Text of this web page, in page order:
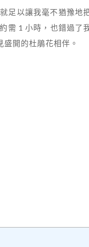
足以讓我毫不猶豫地
需 1 小時，也錯過了
開的杜鵑花相伴。